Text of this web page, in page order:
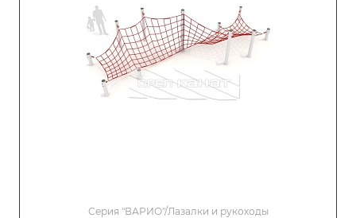
Серия "ВАРИО"/Лазалки и рукоходы